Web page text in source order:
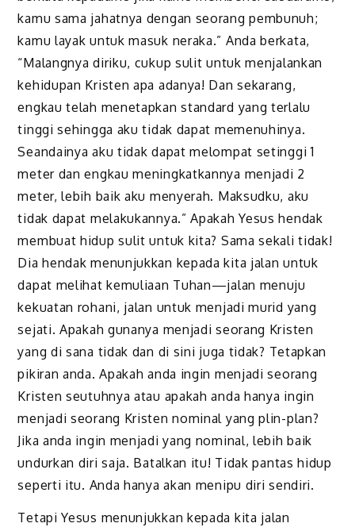
kamu sama jahatnya dengan seorang pembunuh;
kamu layak untuk masuk neraka.” Anda berkata,
“Malangnya diriku, cukup sulit untuk menjalankan
kehidupan Kristen apa adanya! Dan sekarang,
engkau telah menetapkan standard yang terlalu
tinggi sehingga aku tidak dapat memenuhinya.
Seandainya aku tidak dapat melompat setinggi 1
meter dan engkau meningkatkannya menjadi 2
meter, lebih baik aku menyerah. Maksudku, aku
tidak dapat melakukannya.” Apakah Yesus hendak
membuat hidup sulit untuk kita? Sama sekali tidak!
Dia hendak menunjukkan kepada kita jalan untuk
dapat melihat kemuliaan Tuhan—jalan menuju
kekuatan rohani, jalan untuk menjadi murid yang
sejati. Apakah gunanya menjadi seorang Kristen
yang di sana tidak dan di sini juga tidak? Tetapkan
pikiran anda. Apakah anda ingin menjadi seorang
Kristen seutuhnya atau apakah anda hanya ingin
menjadi seorang Kristen nominal yang plin-plan?
Jika anda ingin menjadi yang nominal, lebih baik
undurkan diri saja. Batalkan itu! Tidak pantas hidup
seperti itu. Anda hanya akan menipu diri sendiri.
Tetapi Yesus menunjukkan kepada kita jalan